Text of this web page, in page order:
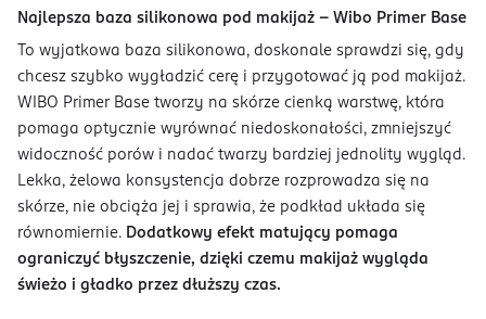
Najlepsza baza silikonowa pod makijaż - Wibo Primer Base
To wyjatkowa baza silikonowa, doskonale sprawdzi się, gdy
chcesz szybko wygładzić cerę i przygotować ją pod makijaż.
WIBO Primer Base tworzy na skórze cienką warstwę, która
pomaga optycznie wyrównać niedoskonałości, zmniejszyć
widoczność porów i nadać twarzy bardziej jednolity wygląd.
Lekka, żelowa konsystencja dobrze rozprowadza się na
skórze, nie obciąża jej i sprawia, że podkład układa się
równomiernie. Dodatkowy efekt matujący pomaga
ograniczyć błyszczenie, dzięki czemu makijaż wygląda
świeżo i gładko przez dłuższy czas.